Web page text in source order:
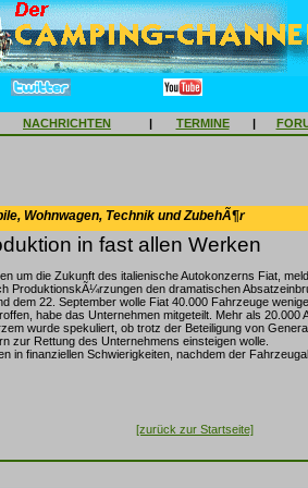
NACHRICHTEN | TERMINE |
Wohnwagen, Technik und ZubehÃ¶r
in fast allen Werken
um die Zukunft des italienische Autokonzerns Fiat,
ProduktionskÃ¼rzungen den dramatischen
dem 22. September wolle Fiat 40.000 Fahrzeuge
habe das Unternehmen mitgeteilt. Mehr als
wurde spekuliert, ob trotz der Beteiligung von
zur Rettung des Unternehmens einsteigen wolle.
in finanziellen Schwierigkeiten, nachdem der
[zurück zur Startseite]